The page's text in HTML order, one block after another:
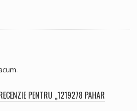
PENTRU „1219278 PAHAR